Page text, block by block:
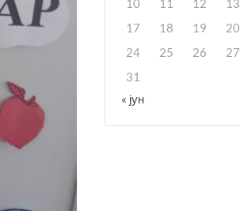
10
11 12 13
17
18 19 20
24
25 26 27
31
« јун